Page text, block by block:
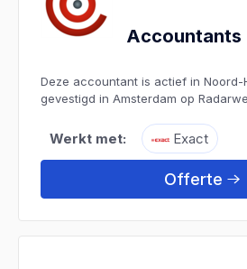
Accountants
Deze accountant is actief in Noord-
gevestigd in Amsterdam op
Werkt met: Exact
Offerte